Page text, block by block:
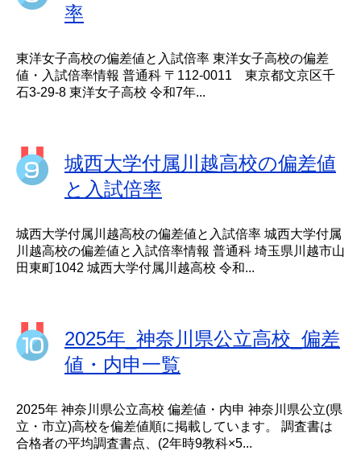
率
東洋女子高校の偏差値と入試倍率 東洋女子高校の偏差
値・入試倍率情報 普通科 〒112-0011 東京都文京区千
石3-29-8 東洋女子高校 令和7年...
城西大学付属川越高校の偏差値
と入試倍率
城西大学付属川越高校の偏差値と入試倍率 城西大学付属
川越高校の偏差値と入試倍率情報 普通科 埼玉県川越市山
田東町1042 城西大学付属川越高校 令和...
2025年_神奈川県公立高校_偏差
値・内申一覧
2025年 神奈川県公立高校 偏差値・内申 神奈川県公立(県
立・市立)高校を偏差値順に掲載しています。 調査書は
合格者の平均調査書点、(2年時9教科×5...